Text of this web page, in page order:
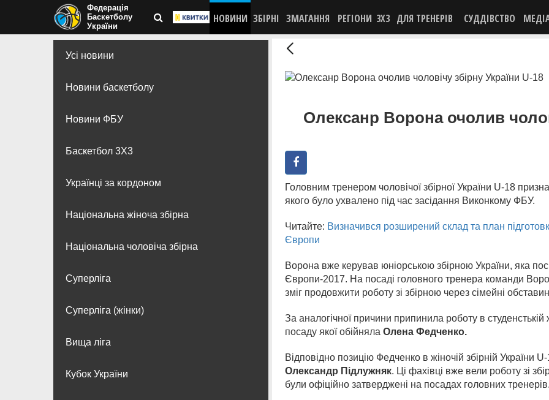
Федерація
Баскетболу
України
НОВИНИ ЗБІРНІ ЗМАГАННЯ РЕГІОНИ 3X3 ДЛЯ ТРЕНЕРІВ СУДДІВСТВО
Усі новини
Новини баскетболу
Новини ФБУ
Баскетбол 3Х3
Українці за кордоном
Національна жіноча збірна
Національна чоловіча збірна
Суперліга
Суперліга (жінки)
Вища лiга
Кубок України
Олексанр Ворона очолив
Головним тренером чоловічої збірної України U-18
якого було ухвалено під час засідання Виконкому ФБУ.
Читайте: Визначився розширений склад та план
Європи
Ворона вже керував юніорською збірною України, яка
Європи-2017. На посаді головного тренера команди
зміг продовжити роботу зі збірною через сімейні
За аналогічної причини припинила роботу в студенстькій
посаду якої обійняла Олена Федченко.
Відповідно позицію Федченко в жіночій збірній України
Олександр Підлужняк. Ці фахівці вже вели роботу зі
були офіційно затверджені на посадах головних тренерів.